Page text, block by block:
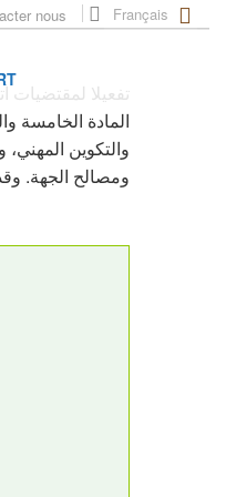
nous Français
تفعيلا لمقتضيات
والتكوين المهني،
ومصالح الجهة.